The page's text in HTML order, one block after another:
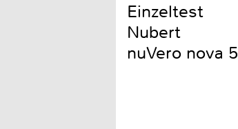
Einzeltest
Nubert
nuVero nova 5